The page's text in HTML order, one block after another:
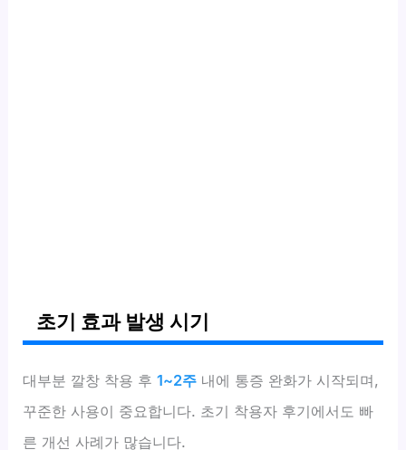
초기 효과 발생 시기
대부분 깔창 착용 후1~2주 내에 통증 완화가 시작되며,
꾸준한 사용이 중요합니다. 초기 착용자 후기에서도 빠
른 개선 사례가 많습니다.